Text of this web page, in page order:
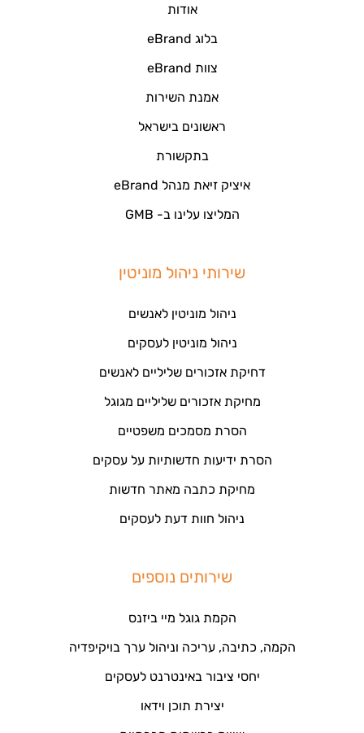
אודות
בלוג eBrand
צוות eBrand
אמנת השירות
ראשונים בישראל
בתקשורת
איציק זיאת מנהל eBrand
המליצו עלינו ב- GMB
שירותי ניהול מוניטין
ניהול מוניטין לאנשים
ניהול מוניטין לעסקים
דחיקת אזכורים שליליים לאנשים
מחיקת אזכורים שליליים מגוגל
הסרת מסמכים משפטיים
הסרת ידיעות חדשותיות על עסקים
מחיקת כתבה מאתר חדשות
ניהול חוות דעת לעסקים
שירותים נוספים
הקמת גוגל מיי ביזנס
הקמה, כתיבה, עריכה וניהול ערך בויקיפדיה
יחסי ציבור באינטרנט לעסקים
יצירת תוכן וידאו